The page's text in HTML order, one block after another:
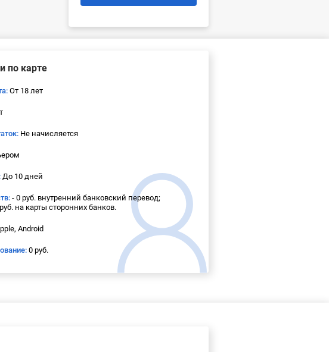
по карте
От 18 лет
Не начисляется
До 10 дней
- 0 руб. внутренний банковский перевод;
на карты сторонних банков.
Android
0 руб.